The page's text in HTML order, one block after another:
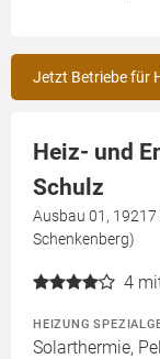
Jetzt Betriebe für
Heiz- und
Schulz
Ausbau 01,
Schenkenberg)
4
HEIZUNG
Solarthermie,